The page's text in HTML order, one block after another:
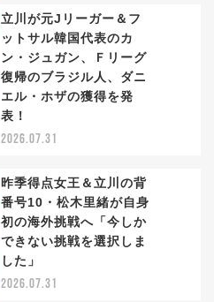
立川が元Jリーガー＆フ
ットサル韓国代表のカ
ン・ジュガン、Ｆリーグ
復帰のブラジル人、ダニ
エル・ホザの獲得を発
表！
2026.07.31
昨季得点女王＆立川の背
番号10・松木里緒が自身
初の海外挑戦へ「今しか
できない挑戦を選択しま
した」
2026.07.31